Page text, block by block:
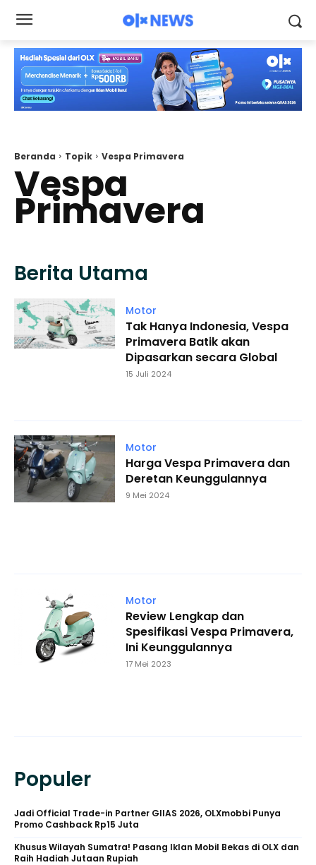
Beranda Topik Vespa Primavera
Vespa
Primavera
Berita Utama
Motor
Tak Hanya Indonesia, Vespa
Primavera Batik akan
Dipasarkan secara Global
15 Juli 2024
Motor
Harga Vespa Primavera dan
Deretan Keunggulannya
9 Mei 2024
Motor
Review Lengkap dan
Spesifikasi Vespa Primavera,
Ini Keunggulannya
17 Mei 2023
Populer
Jadi Official Trade-in Partner GIIAS 2026, OLXmobbi Punya
Promo Cashback Rp15 Juta
Khusus Wilayah Sumatra! Pasang Iklan Mobil Bekas di OLX dan
Raih Hadiah Jutaan Rupiah